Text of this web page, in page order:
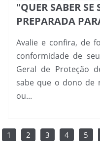
"QUER SABER SE
PREPARADA
Avalie e confira, de
conformidade de
Geral de Proteção
sabe que o dono de
ou...
1 2 3 4 5